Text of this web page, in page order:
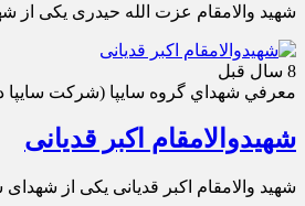
شهید والامقام عزت الله حیدری یکی
8 سال قبل
معرفي شهداي گروه سايپا (شركت سايپا
شهیدوالامقام اکبر قدیانی
شهید والامقام اکبر قدیانی یکی از شهدای شرکت